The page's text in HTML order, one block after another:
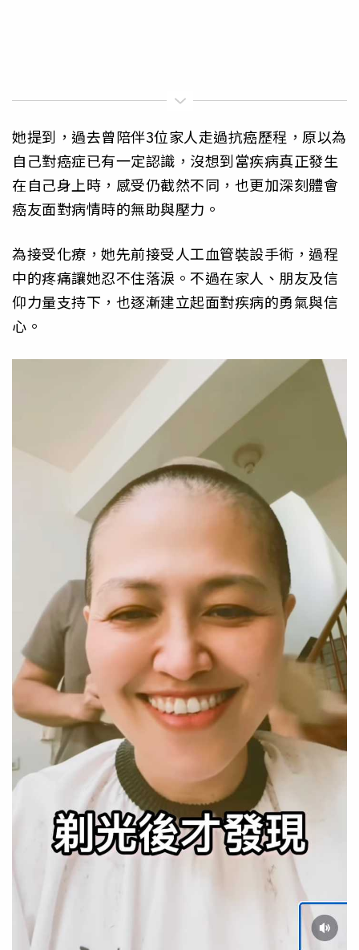
她提到，過去曾陪伴3位家人走過抗癌歷程，原以為
自己對癌症已有一定認識，沒想到當疾病真正發生
在自己身上時，感受仍截然不同，也更加深刻體會
癌友面對病情時的無助與壓力。
為接受化療，她先前接受人工血管裝設手術，過程
中的疼痛讓她忍不住落淚。不過在家人、朋友及信
仰力量支持下，也逐漸建立起面對疾病的勇氣與信
心。